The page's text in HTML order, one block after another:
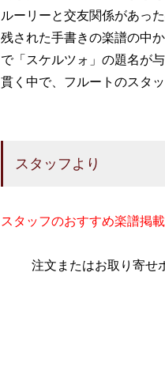
ルーリーと交友関係があっ
残された手書きの楽譜の中
で「スケルツォ」の題名が
貫く中で、フルートのスタ
スタッフより
スタッフのおすすめ楽譜掲
注文またはお取り寄せ